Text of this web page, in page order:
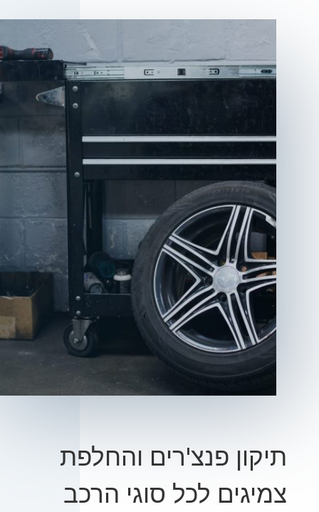
תיקון פנצ'רים והחלפת
צמיגים לכל סוגי הרכב